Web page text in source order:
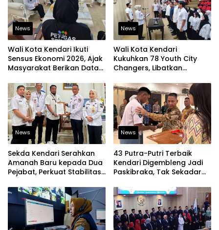
News
Wali Kota Kendari Ikuti
Sensus Ekonomi 2026, Ajak
Masyarakat Berikan Data
News
Wali Kota Kendari
Kukuhkan 78 Youth City
Changers, Libatkan
Perubahan Kota
News
Sekda Kendari Serahkan
Amanah Baru kepada Dua
Pejabat, Perkuat Stabilitas
News
43 Putra-Putri Terbaik
Kendari Digembleng Jadi
Paskibraka, Tak Sekadar